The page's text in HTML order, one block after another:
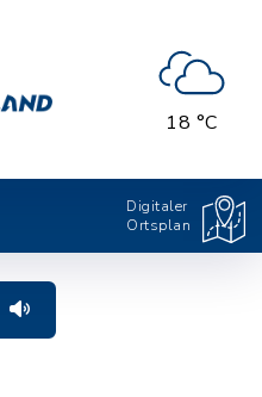
18 °C
Digitaler
Ortsplan